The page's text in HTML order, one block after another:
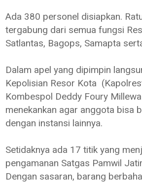
Ada 380 personel disiapkan.
tergabung dari semua fungsi
Satlantas, Bagops, Samapta
Dalam apel yang dipimpin
Kepolisian Resor Kota
Kombespol Deddy Foury
menekankan agar anggota bisa
dengan instansi lainnya.
Setidaknya ada 17 titik yang
pengamanan Satgas Pamwil
Dengan sasaran, barang